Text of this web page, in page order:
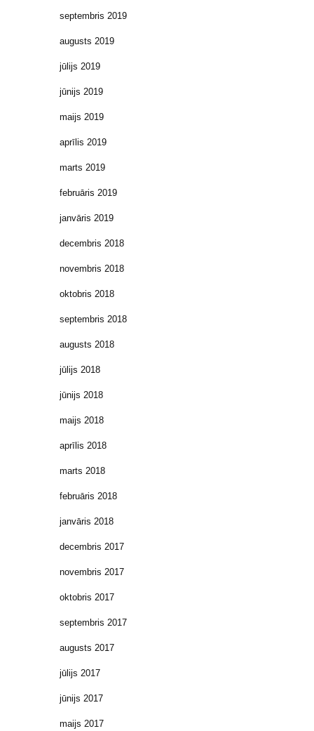
septembris 2019
augusts 2019
jūlijs 2019
jūnijs 2019
maijs 2019
aprīlis 2019
marts 2019
februāris 2019
janvāris 2019
decembris 2018
novembris 2018
oktobris 2018
septembris 2018
augusts 2018
jūlijs 2018
jūnijs 2018
maijs 2018
aprīlis 2018
marts 2018
februāris 2018
janvāris 2018
decembris 2017
novembris 2017
oktobris 2017
septembris 2017
augusts 2017
jūlijs 2017
jūnijs 2017
maijs 2017